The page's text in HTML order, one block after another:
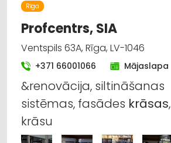
CELTNIECĪBAS UN REMONTA DARBI
Rīga
Profcentrs, SIA
Ventspils 63A, Rīga, LV-1046
+371 66001066 Mājaslapa
&renovācija, siltināšanas
sistēmas, fasādes krāsas,
krāsu